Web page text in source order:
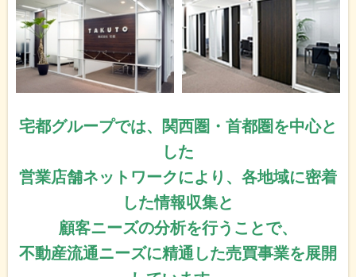
宅都グループでは、関西圏・首都圏を中心と
した
営業店舗ネットワークにより、各地域に密着
した情報収集と
顧客ニーズの分析を行うことで、
不動産流通ニーズに精通した売買事業を展開